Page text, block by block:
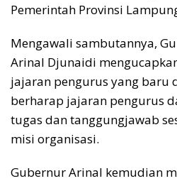
Pemerintah Provinsi
Mengawali sambutannya,
Arinal Djunaidi
jajaran pengurus yang baru
berharap jajaran pengurus
tugas dan tanggungjawab
misi organisasi.
Gubernur Arinal kemudian